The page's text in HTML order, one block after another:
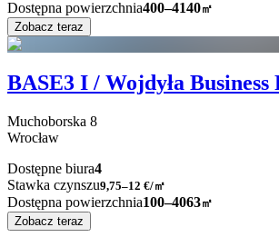
Dostępna powierzchnia400–4140㎡
Zobacz teraz
BASE3 I / Wojdyła
Muchoborska 8
Wrocław
Dostępne biura4
Stawka czynszu9,75–12 €/㎡
Dostępna powierzchnia100–4063㎡
Zobacz teraz